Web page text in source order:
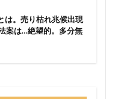
は。売り枯れ兆候出現
案は…絶望的。多分無